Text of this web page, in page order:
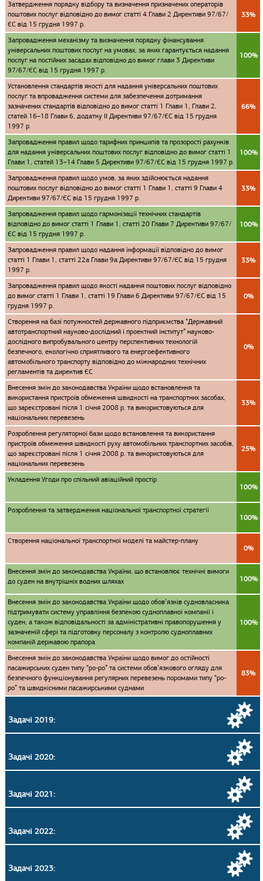
Затвердження порядку відбору та визначення призначених операторів
поштових послуг відповідно до вимог статті 4 Глави 2 Директиви 97/67/
ЄС від 15 грудня 1997 р.
33%
Запровадження механізму та визначення порядку фінансування
універсальних поштових послуг на умовах, за яких гарантується надання
послуг на постійних засадах відповідно до вимог глави 3 Директиви
97/67/ЄС від 15 грудня 1997 р.
100%
Установлення стандартів якості для надання універсальних поштових
послуг та впровадження системи для забезпечення дотримання
зазначених стандартів відповідно до вимог статті 1 Глави 1, Глави 2,
статей 16–18 Глави 6, додатку II Директиви 97/67/ЄС від 15 грудня
1997 р.
66%
Запровадження правил щодо тарифних принципів та прозорості рахунків
для надання універсальних поштових послуг відповідно до вимог статті 1
Глави 1, статей 13–14 Глави 5 Директиви 97/67/ЄС від 15 грудня 1997 р.
100%
Запровадження правил щодо умов, за яких здійснюється надання
поштових послуг відповідно до вимог статті 1 Глави 1, статті 9 Глави 4
Директиви 97/67/ЄС від 15 грудня 1997 р.
33%
Запровадження правил щодо гармонізації технічних стандартів
відповідно до вимог статті 1 Глави 1, статті 20 Глави 7 Директиви 97/67/
ЄС від 15 грудня 1997 р.
100%
Запровадження правил щодо надання інформації відповідно до вимог
статті 1 Глави 1, статті 22а Глави 9а Директиви 97/67/ЄС від 15 грудня
1997 р.
33%
Запровадження правил щодо якості надання поштових послуг відповідно
до вимог статті 1 Глави 1, статті 19 Глави 6 Директиви 97/67/ЄС від 15
грудня 1997 р.
0%
Створення на базі потужностей державного підприємства “Державний
автотранспортний науково-дослідний і проектний інститут” науково-
дослідного випробувального центру перспективних технологій
безпечного, екологічно сприятливого та енергоефективного
автомобільного транспорту відповідно до міжнародних технічних
регламентів та директив ЄС
0%
Внесення змін до законодавства України щодо встановлення та
використання пристроїв обмеження швидкості на транспортних засобах,
що зареєстровані після 1 січня 2008 р. та використовуються для
національних перевезень
33%
Розроблення регуляторної бази щодо встановлення та використання
пристроїв обмеження швидкості руху автомобільних транспортних засобів,
що зареєстровані після 1 січня 2008 р. та використовуються для
національних перевезень
25%
Укладення Угоди про спільний авіаційний простір
100%
Розроблення та затвердження національної транспортної стратегії
100%
Створення національної транспортної моделі та майстер-плану
0%
Внесення змін до законодавства України, що встановлює технічні вимоги
до суден на внутрішніх водних шляхах
100%
Внесення змін до законодавства України щодо обов’язків судновласника
підтримувати систему управління безпекою судноплавної компанії і
суден, а також відповідальності за адміністративні правопорушення у
зазначеній сфері та підготовку персоналу з контролю судноплавних
компаній державою прапора
100%
Внесення змін до законодавства України щодо вимог до остійності
пасажирських суден типу “ро-ро” та системи обов’язкового огляду для
безпечного функціонування регулярних перевезень поромами типу “ро-
ро” та швидкісними пасажирськими суднами
83%
Задачі 2019:
Задачі 2020:
Задачі 2021:
Задачі 2022:
Задачі 2023: